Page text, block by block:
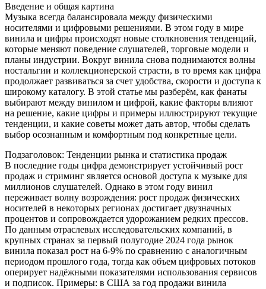
Введение и общая картина
Музыка всегда балансировала между физическими
носителями и цифровыми решениями. В этом году в мире
винила и цифры происходят новые столкновения тенденций,
которые меняют поведение слушателей, торговые модели и
планы индустрии. Вокруг винила снова поднимаются волны
ностальгии и коллекционерской страсти, в то время как цифра
продолжает развиваться за счет удобства, скорости и доступа к
широкому каталогу. В этой статье мы разберём, как фанаты
выбирают между винилом и цифрой, какие факторы влияют
на решение, какие цифры и примеры иллюстрируют текущие
тенденции, и какие советы может дать автор, чтобы сделать
выбор осознанным и комфортным под конкретные цели.
Подзаголовок: Тенденции рынка и статистика продаж
В последние годы цифра демонстрирует устойчивый рост
продаж и стриминг является основой доступа к музыке для
миллионов слушателей. Однако в этом году винил
переживает волну возрождения: рост продаж физических
носителей в некоторых регионах достигает двузначных
процентов и сопровождается удорожанием редких прессов.
По данным отраслевых исследовательских компаний, в
крупных странах за первый полугодие 2024 года рынок
винила показал рост на 6-9% по сравнению с аналогичным
периодом прошлого года, тогда как объем цифровых потоков
оперирует надёжными показателями использования сервисов
и подписок. Примеры: в США за год продажи винила